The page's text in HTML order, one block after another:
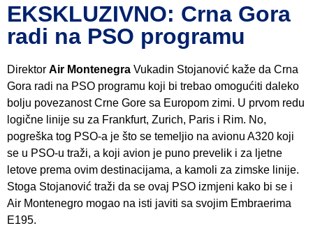
EKSKLUZIVNO: Crna Gora
radi na PSO programu
Direktor Air Montenegra Vukadin Stojanović kaže da Crna
Gora radi na PSO programu koji bi trebao omogućiti daleko
bolju povezanost Crne Gore sa Europom zimi. U prvom redu
logične linije su za Frankfurt, Zurich, Paris i Rim. No,
pogreška tog PSO-a je što se temeljio na avionu A320 koji
se u PSO-u traži, a koji avion je puno prevelik i za ljetne
letove prema ovim destinacijama, a kamoli za zimske linije.
Stoga Stojanović traži da se ovaj PSO izmjeni kako bi se i
Air Montenegro mogao na isti javiti sa svojim Embraerima
E195.